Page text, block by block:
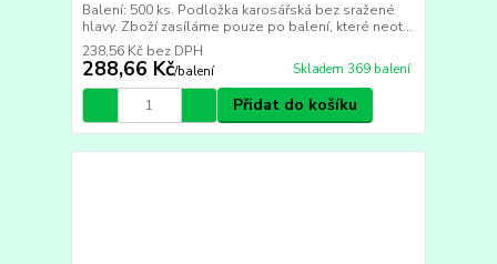
Balení: 500 ks. Podložka karosářská bez sražené
hlavy. Zboží zasíláme pouze po balení, které neot...
288,66 Kč/balení
238,56 Kč bez DPH
Skladem 369 balení
Přidat do košíku